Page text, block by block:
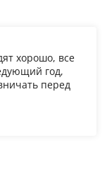
хорошо, все
год,
перед